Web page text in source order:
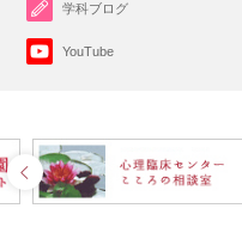
学科ブログ
YouTube